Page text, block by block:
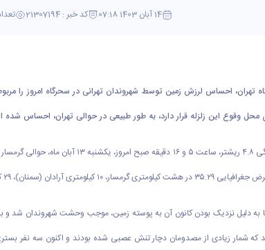
14 آبان 1403 07:18 کد خبر : 21307194 تعداد
به دلیل نزدیک بودن کانون آن به پوسته زمین، موجب وحشت شهروندان شد